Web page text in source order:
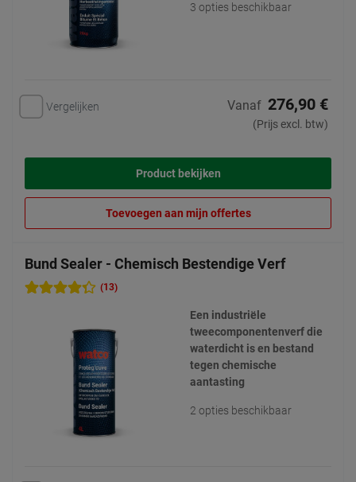
3 opties beschikbaar
Vergelijken Vanaf 276,90 €
(Prijs excl. btw)
Product bekijken
Toevoegen aan mijn offertes
Bund Sealer - Chemisch Bestendige Verf
(13)
Een industriële
tweecomponentenverf die
waterdicht is en bestand
tegen chemische
aantasting
2 opties beschikbaar